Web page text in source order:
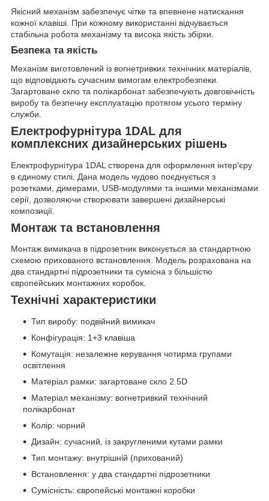
Якісний механізм забезпечує чітке та впевнене натискання
кожної клавіші. При кожному використанні відчувається
стабільна робота механізму та висока якість збірки.
Безпека та якість
Механізм виготовлений із вогнетривких технічних матеріалів,
що відповідають сучасним вимогам електробезпеки.
Загартоване скло та полікарбонат забезпечують довговічність
виробу та безпечну експлуатацію протягом усього терміну
служби.
Електрофурнітура 1DAL для
комплексних дизайнерських рішень
Електрофурнітура 1DAL створена для оформлення інтер'єру
в єдиному стилі. Дана модель чудово поєднується з
розетками, димерами, USB-модулями та іншими механізмами
серії, дозволяючи створювати завершені дизайнерські
композиції.
Монтаж та встановлення
Монтаж вимикача в підрозетник виконується за стандартною
схемою прихованого встановлення. Модель розрахована на
два стандартні підрозетники та сумісна з більшістю
європейських монтажних коробок.
Технічні характеристики
Тип виробу: подвійний вимикач
Конфігурація: 1+3 клавіша
Комутація: незалежне керування чотирма групами
освітлення
Матеріал рамки: загартоване скло 2.5D
Матеріал механізму: вогнетривкий технічний
полікарбонат
Колір: чорний
Дизайн: сучасний, із закругленими кутами рамки
Тип монтажу: внутрішній (прихований)
Встановлення: у два стандартні підрозетники
Сумісність: європейські монтажні коробки